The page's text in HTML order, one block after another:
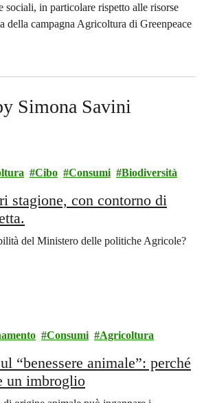
sociali, in particolare rispetto alle risorse
della campagna Agricoltura di Greenpeace
Simona Savini
Cibo Consumi Biodiversità
stagione, con contorno di
del Ministero delle politiche Agricole?
Consumi Agricoltura
“benessere animale”: perché
un imbroglio